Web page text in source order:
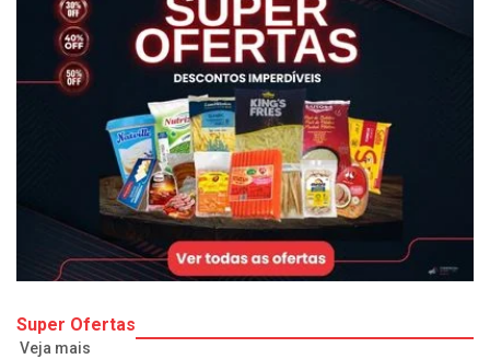
Super Ofertas
Veja mais